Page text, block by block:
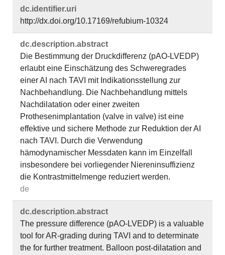
dc.​identifier.​uri
http://dx.doi.org/10.17169/refubium-10324
dc.​description.​abstract
Die Bestimmung der Druckdifferenz (pAO-LVEDP)
erlaubt eine Einschätzung des Schweregrades
einer AI nach TAVI mit Indikationsstellung zur
Nachbehandlung. Die Nachbehandlung mittels
Nachdilatation oder einer zweiten
Prothesenimplantation (valve in valve) ist eine
effektive und sichere Methode zur Reduktion der AI
nach TAVI. Durch die Verwendung
hämodynamischer Messdaten kann im Einzelfall
insbesondere bei vorliegender Niereninsuffizienz
die Kontrastmittelmenge reduziert werden.
de
dc.​description.​abstract
The pressure difference (pAO-LVEDP) is a valuable
tool for AR-grading during TAVI and to determinate
the for further treatment. Balloon post-dilatation and